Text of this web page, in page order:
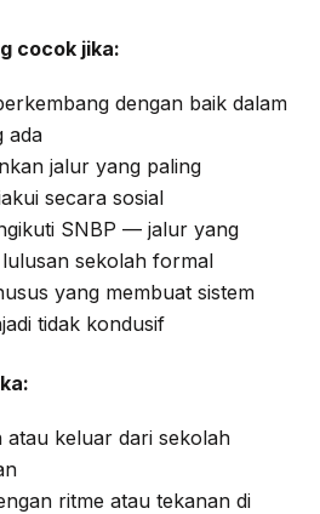
cocok jika:
dengan baik dalam
ada
jalur yang paling
secara sosial
SNBP — jalur yang
sekolah formal
yang membuat sistem
tidak kondusif
keluar dari sekolah
ritme atau tekanan di